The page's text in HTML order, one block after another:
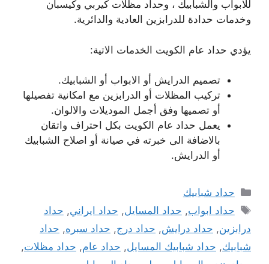
للابواب والشبابيك ، وحداد مظلات كيربي وكيسبان
وخدمات حدادة للدرابزين العادية والدائرية.
يؤدي حداد عام الكويت الخدمات الاتية:
تصميم الدرايش أو الابواب أو الشبابيك.
تركيب المظلات أو الدرابزين مع امكانية تفصيلها
أو تصميها وفق أجمل الموديلات والالوان.
يعمل حداد عام الكويت بكل احتراف واتقان
بالاضافة الى خبرته في صيانة أو اصلاح الشبابيك
أو الدرايش.
التصنيفات
حداد شبابيك
الوسوم
حداد ابواب, حداد المسايل, حداد ايراني, حداد
درابزين, حداد درايش, حداد درج, حداد سبره, حداد
شبابيك, حداد شبابيك المسايل, حداد عام, حداد مظلات,